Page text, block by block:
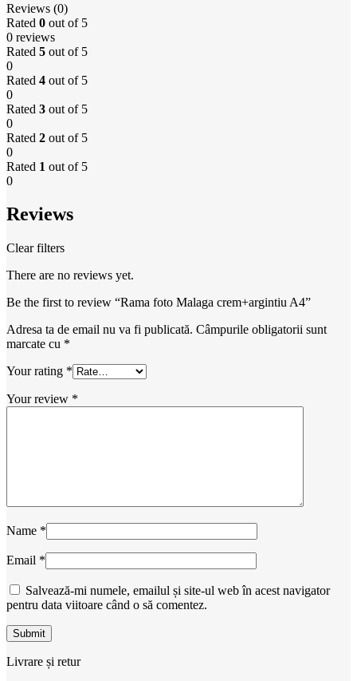
Reviews (0)
Rated 0 out of 5
0 reviews
Rated 5 out of 5
0
Rated 4 out of 5
0
Rated 3 out of 5
0
Rated 2 out of 5
0
Rated 1 out of 5
0
Reviews
Clear filters
There are no reviews yet.
Be the first to review “Rama foto Malaga crem+argintiu A4”
Adresa ta de email nu va fi publicată. Câmpurile obligatorii sunt
marcate cu *
Your rating *
Your review *
Name *
Email *
Salvează-mi numele, emailul și site-ul web în acest navigator
pentru data viitoare când o să comentez.
Livrare și retur